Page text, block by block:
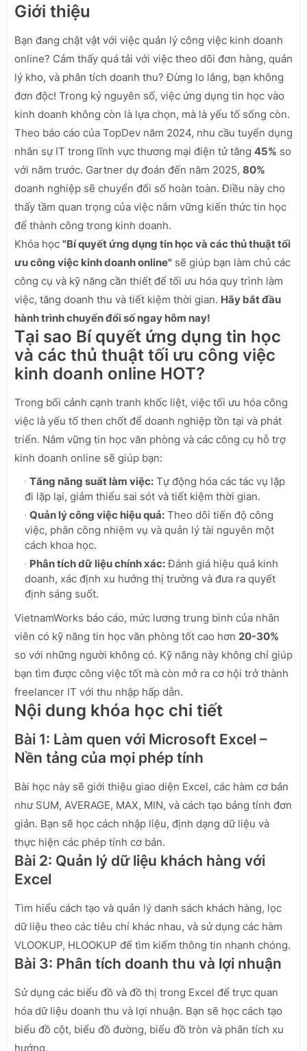
Giới thiệu
Bạn đang chật vật với việc quản lý công việc kinh doanh
online? Cảm thấy quá tải với việc theo dõi đơn hàng, quản
lý kho, và phân tích doanh thu? Đừng lo lắng, bạn không
đơn độc! Trong kỷ nguyên số, việc ứng dụng tin học vào
kinh doanh không còn là lựa chọn, mà là yếu tố sống còn.
Theo báo cáo của TopDev năm 2024, nhu cầu tuyển dụng
nhân sự IT trong lĩnh vực thương mại điện tử tăng 45% so
với năm trước. Gartner dự đoán đến năm 2025, 80%
doanh nghiệp sẽ chuyển đổi số hoàn toàn. Điều này cho
thấy tầm quan trọng của việc nắm vững kiến thức tin học
để thành công trong kinh doanh.
Khóa học "Bí quyết ứng dụng tin học và các thủ thuật tối
ưu công việc kinh doanh online" sẽ giúp bạn làm chủ các
công cụ và kỹ năng cần thiết để tối ưu hóa quy trình làm
việc, tăng doanh thu và tiết kiệm thời gian. Hãy bắt đầu
hành trình chuyển đổi số ngay hôm nay!
Tại sao Bí quyết ứng dụng tin học
và các thủ thuật tối ưu công việc
kinh doanh online HOT?
Trong bối cảnh cạnh tranh khốc liệt, việc tối ưu hóa công
việc là yếu tố then chốt để doanh nghiệp tồn tại và phát
triển. Nắm vững tin học văn phòng và các công cụ hỗ trợ
kinh doanh online sẽ giúp bạn:
Tăng năng suất làm việc: Tự động hóa các tác vụ lặp
đi lặp lại, giảm thiểu sai sót và tiết kiệm thời gian.
Quản lý công việc hiệu quả: Theo dõi tiến độ công
việc, phân công nhiệm vụ và quản lý tài nguyên một
cách khoa học.
Phân tích dữ liệu chính xác:Đánh giá hiệu quả kinh
doanh, xác định xu hướng thị trường và đưa ra quyết
định sáng suốt.
VietnamWorks báo cáo, mức lương trung bình của nhân
viên có kỹ năng tin học văn phòng tốt cao hơn 20-30%
so với những người không có. Kỹ năng này không chỉ giúp
bạn tìm được công việc tốt mà còn mở ra cơ hội trở thành
freelancer IT với thu nhập hấp dẫn.
Nội dung khóa học chi tiết
Bài 1: Làm quen với Microsoft Excel –
Nền tảng của mọi phép tính
Bài học này sẽ giới thiệu giao diện Excel, các hàm cơ bản
như SUM, AVERAGE, MAX, MIN, và cách tạo bảng tính đơn
giản. Bạn sẽ học cách nhập liệu, định dạng dữ liệu và
thực hiện các phép tính cơ bản.
Bài 2: Quản lý dữ liệu khách hàng với
Excel
Tìm hiểu cách tạo và quản lý danh sách khách hàng, lọc
dữ liệu theo các tiêu chí khác nhau, và sử dụng các hàm
VLOOKUP, HLOOKUP để tìm kiếm thông tin nhanh chóng.
Bài 3: Phân tích doanh thu và lợi nhuận
Sử dụng các biểu đồ và đồ thị trong Excel để trực quan
hóa dữ liệu doanh thu và lợi nhuận. Bạn sẽ học cách tạo
biểu đồ cột, biểu đồ đường, biểu đồ tròn và phân tích xu
hướng.